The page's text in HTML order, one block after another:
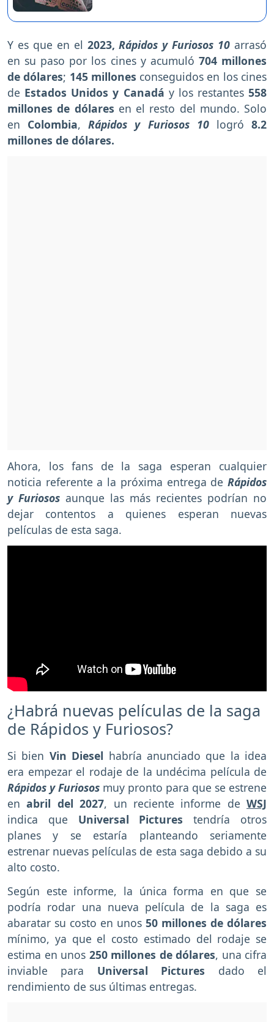
Y es que en el 2023, Rápidos y Furiosos 10arrasó
en su paso por los cines y acumuló 704 millones
de dólares; 145 millones conseguidos en los cines
de Estados Unidos y Canadá y los restantes 558
millones de dólares en el resto del mundo. Solo
en Colombia,Rápidos y Furiosos 10logró8.2
millones de dólares.
Ahora, los fans de la saga esperan cualquier
noticia referente a la próxima entrega de Rápidos
y Furiosos aunque las más recientes podrían no
dejar contentos a quienes esperan nuevas
películas de esta saga.
¿Habrá nuevas películas de la saga
de Rápidos y Furiosos?
Si bien Vin Diesel habría anunciado que la idea
era empezar el rodaje de la undécima película de
Rápidos y Furiosos muy pronto para que se estrene
enabril del 2027, un reciente informe de WSJ
indica que Universal Picturestendría otros
planes y se estaría planteando seriamente
estrenar nuevas películas de esta saga debido a su
alto costo.
Según este informe, la única forma en que se
podría rodar una nueva película de la saga es
abaratar su costo en unos 50 millones de dólares
mínimo, ya que el costo estimado del rodaje se
estima en unos 250 millones de dólares, una cifra
inviable para Universal Pictures dado el
rendimiento de sus últimas entregas.